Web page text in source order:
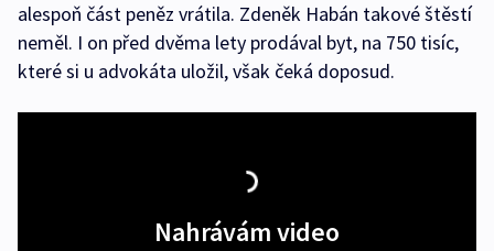
alespoň část peněz vrátila. Zdeněk Habán takové štěstí
neměl. I on před dvěma lety prodával byt, na 750 tisíc,
které si u advokáta uložil, však čeká doposud.
Nahrávám video